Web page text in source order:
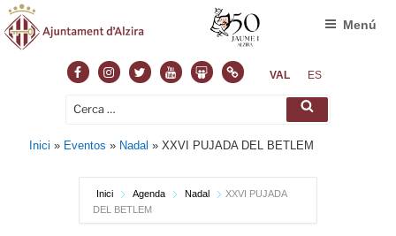
FacebookInstagram
TwitterYoutubeSlideshare
NormasVAL ES
Cerca: Cerca
Menú
Inici » Eventos » Nadal »XXVI PUJADA DEL BETLEM
Inici Agenda Nadal
XXVI PUJADA
DEL BETLEM